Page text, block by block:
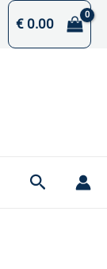
€0.00
Paieška